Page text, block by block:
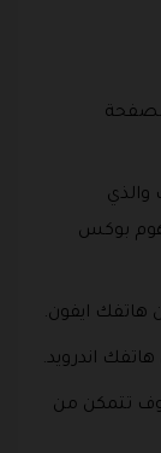
والذي
بوكس
هاتفك ايفون.
اندرويد.
تتمكن من